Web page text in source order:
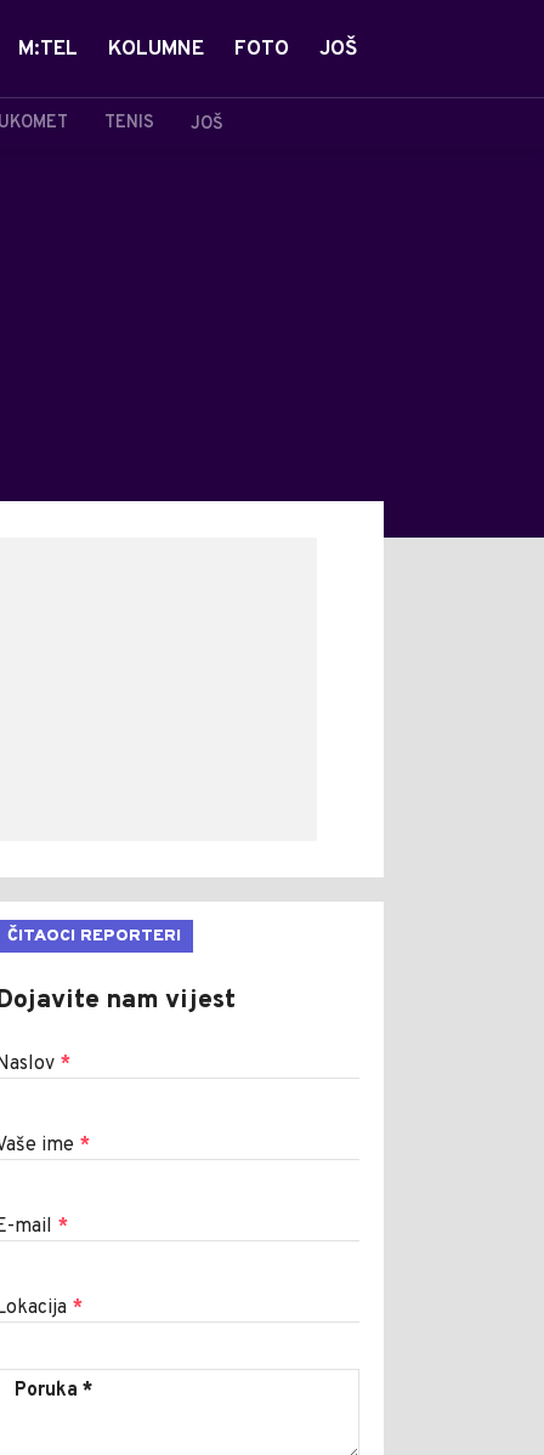
TENIS JOŠ
M:TEL KOLUMNE FOTO JOŠ
ČITAOCI REPORTERI
nam vijest
*
ime *
mail *
*